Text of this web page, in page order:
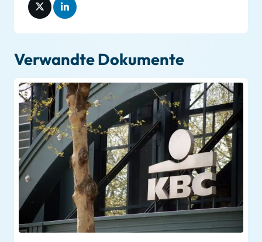
Verwandte Dokumente